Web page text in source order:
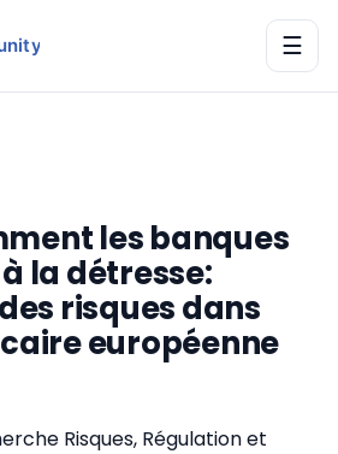
☰
les banques
la détresse:
risques dans
européenne
Risques, Régulation et